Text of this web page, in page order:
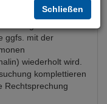
Schließen
ggfs. mit der
wiederholt wird.
komplettieren
Rechtsprechung